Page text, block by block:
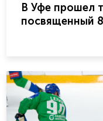
В Уфе прошел
посвященный